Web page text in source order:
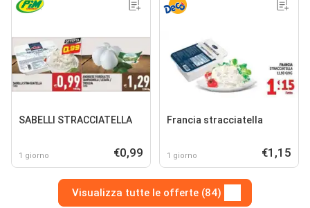
SABELLI STRACCIATELLA
1 giorno €0,99
Francia stracciatella
1 giorno €1,15
Visualizza tutte le offerte (84)